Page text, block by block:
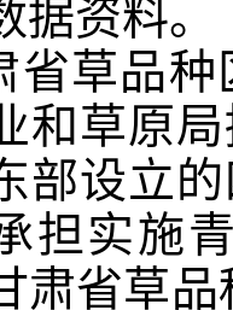
据资料。
省草品
和草原
部设立
担实施
肃省草